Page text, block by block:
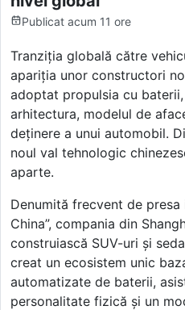
Publicat acum 11 ore
Tranziția globală către
apariția unor constructori
adoptat propulsia cu
arhitectura, modelul de
deținere a unui automobil.
noul val tehnologic
aparte.
Denumită frecvent de presa
China”, compania din
construiască SUV-uri și
creat un ecosistem unic
automatizate de baterii,
personalitate fizică și un